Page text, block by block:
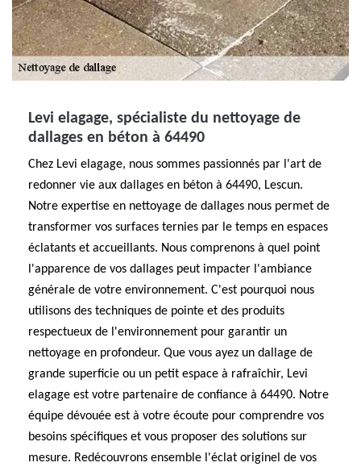
Levi elagage, spécialiste du nettoyage de
dallages en béton à 64490
Chez Levi elagage, nous sommes passionnés par l'art de
redonner vie aux dallages en béton à 64490, Lescun.
Notre expertise en nettoyage de dallages nous permet de
transformer vos surfaces ternies par le temps en espaces
éclatants et accueillants. Nous comprenons à quel point
l'apparence de vos dallages peut impacter l'ambiance
générale de votre environnement. C'est pourquoi nous
utilisons des techniques de pointe et des produits
respectueux de l'environnement pour garantir un
nettoyage en profondeur. Que vous ayez un dallage de
grande superficie ou un petit espace à rafraîchir, Levi
elagage est votre partenaire de confiance à 64490. Notre
équipe dévouée est à votre écoute pour comprendre vos
besoins spécifiques et vous proposer des solutions sur
mesure. Redécouvrons ensemble l'éclat originel de vos